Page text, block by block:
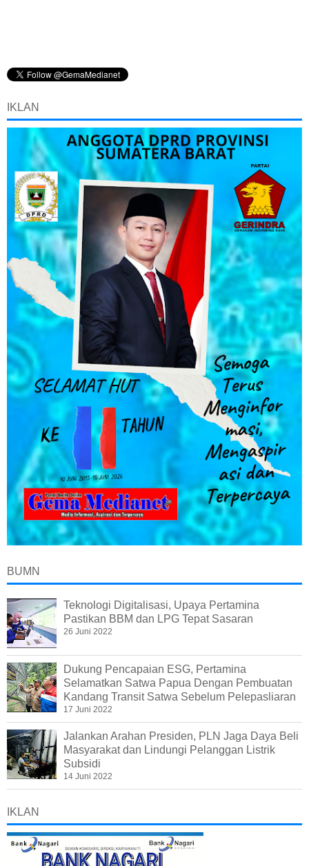
IKLAN
BUMN
Teknologi Digitalisasi, Upaya Pertamina
Pastikan BBM dan LPG Tepat Sasaran
26 Juni 2022
Dukung Pencapaian ESG, Pertamina
Selamatkan Satwa Papua Dengan Pembuatan
Kandang Transit Satwa Sebelum Pelepasliaran
17 Juni 2022
Jalankan Arahan Presiden, PLN Jaga Daya Beli
Masyarakat dan Lindungi Pelanggan Listrik
Subsidi
14 Juni 2022
IKLAN